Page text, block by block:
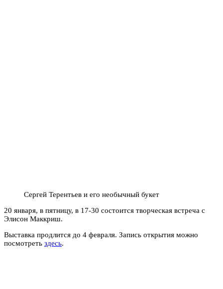
Сергей Терентьев и его необычный букет
20 января, в пятницу, в 17-30 состоится творческая встреча с
Элисон Маккриш.
Выставка продлится до 4 февраля. Запись открытия можно
посмотреть здесь.